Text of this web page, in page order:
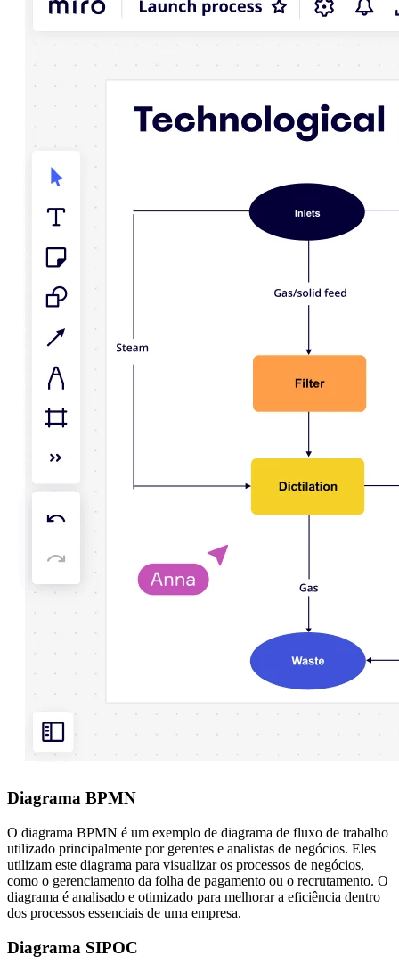
Diagrama BPMN
O diagrama BPMN é um exemplo de diagrama de fluxo de trabalho
utilizado principalmente por gerentes e analistas de negócios. Eles
utilizam este diagrama para visualizar os processos de negócios,
como o gerenciamento da folha de pagamento ou o recrutamento. O
diagrama é analisado e otimizado para melhorar a eficiência dentro
dos processos essenciais de uma empresa.
Diagrama SIPOC